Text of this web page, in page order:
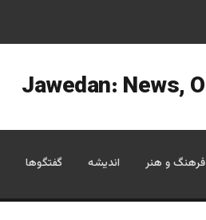
فرهنگ و هنر اندیشه گفتگوها